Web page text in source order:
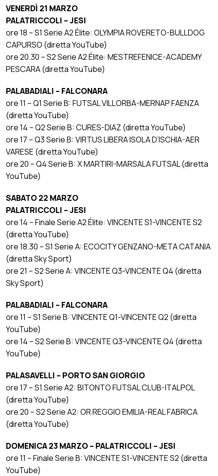
VENERDÌ 21 MARZO
PALATRICCOLI – JESI
ore 18 – S1 Serie A2 Élite: OLYMPIA ROVERETO-BULLDOG
CAPURSO (diretta YouTube)
ore 20.30 – S2 Serie A2 Élite: MESTREFENICE-ACADEMY
PESCARA (diretta YouTube)
PALABADIALI – FALCONARA
ore 11 – Q1 Serie B: FUTSAL VILLORBA-MERNAP FAENZA
(diretta YouTube)
ore 14 – Q2 Serie B: CURES-DIAZ (diretta YouTube)
ore 17 – Q3 Serie B: VIRTUS LIBERA ISOLA D’ISCHIA-AER
VARESE (diretta YouTube)
ore 20 – Q4 Serie B: X MARTIRI-MARSALA FUTSAL (diretta
YouTube)
SABATO 22 MARZO
PALATRICCOLI – JESI
ore 14 – Finale Serie A2 Élite: VINCENTE S1-VINCENTE S2
(diretta YouTube)
ore 18.30 – S1 Serie A: ECOCITY GENZANO-META CATANIA
(diretta Sky Sport)
ore 21 – S2 Serie A: VINCENTE Q3-VINCENTE Q4 (diretta
Sky Sport)
PALABADIALI – FALCONARA
ore 11 – S1 Serie B: VINCENTE Q1-VINCENTE Q2 (diretta
YouTube)
ore 14 – S2 Serie B: VINCENTE Q3-VINCENTE Q4 (diretta
YouTube)
PALASAVELLI – PORTO SAN GIORGIO
ore 17 – S1 Serie A2: BITONTO FUTSAL CLUB-ITALPOL
(diretta YouTube)
ore 20 – S2 Serie A2: OR REGGIO EMILIA-REAL FABRICA
(diretta YouTube)
DOMENICA 23 MARZO – PALATRICCOLI – JESI
ore 11 – Finale Serie B: VINCENTE S1-VINCENTE S2 (diretta
YouTube)